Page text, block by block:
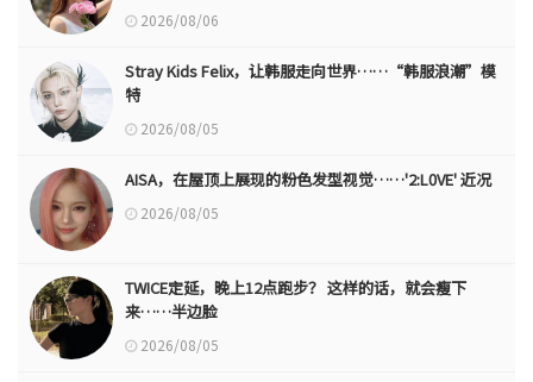
2026/08/06
Stray Kids Felix，让韩服走向世界……“韩服浪潮”模
特
2026/08/05
AISA，在屋顶上展现的粉色发型视觉……'2:L0VE' 近况
2026/08/05
TWICE定延，晚上12点跑步？ 这样的话，就会瘦下
来……半边脸
2026/08/05